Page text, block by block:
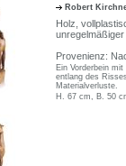
Robert
Holz,
Provenienz:
Ein Vorderbein
entlang des
Materialverluste.
H. 67 cm, B. 50